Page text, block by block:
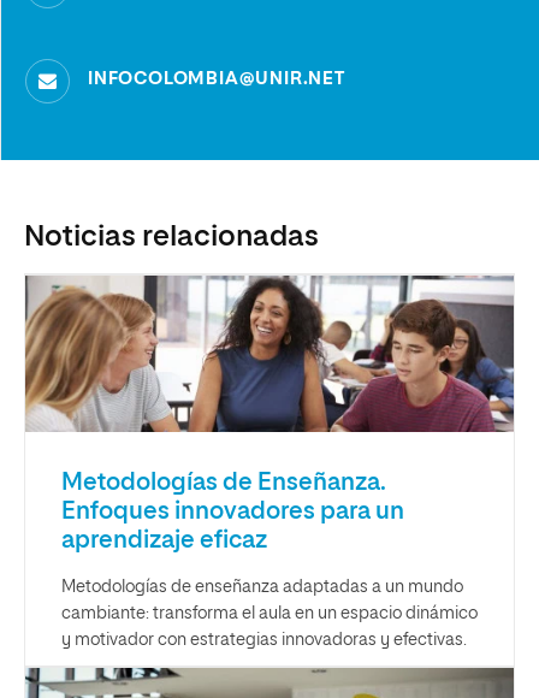
INFOCOLOMBIA@UNIR.NET
Noticias relacionadas
Metodologías de Enseñanza.
Enfoques innovadores para un
aprendizaje eficaz
Metodologías de enseñanza adaptadas a un mundo
cambiante: transforma el aula en un espacio dinámico
y motivador con estrategias innovadoras y efectivas.